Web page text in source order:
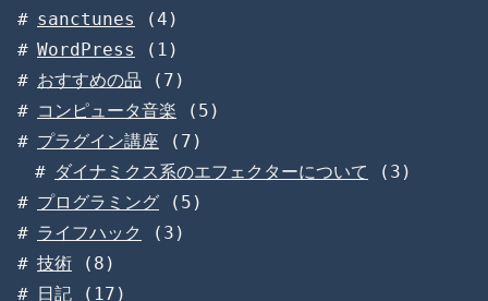
sanctunes
(4)
WordPress
(1)
おすすめの品 (7)
コンピュータ音楽 (5)
プラグイン講座 (7)
ダイナミクス系のエフェクターについて
(3)
プログラミング (5)
ライフハック
(3)
技術 (8)
日記 (17)